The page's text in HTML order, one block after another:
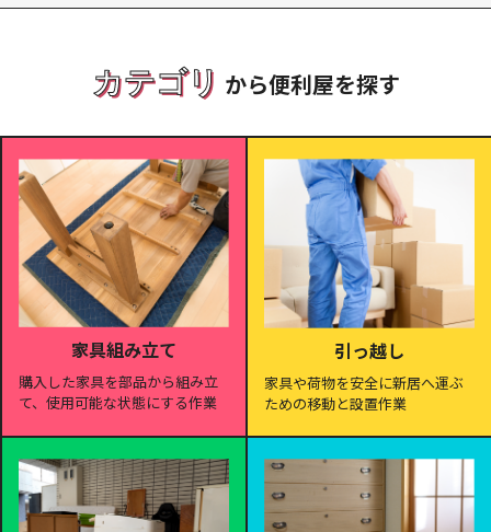
カテゴリ から便利屋を探す
家具組み立て
購入した家具を部品から組み立
て、使用可能な状態にする作業
引っ越し
家具や荷物を安全に新居へ運ぶ
ための移動と設置作業